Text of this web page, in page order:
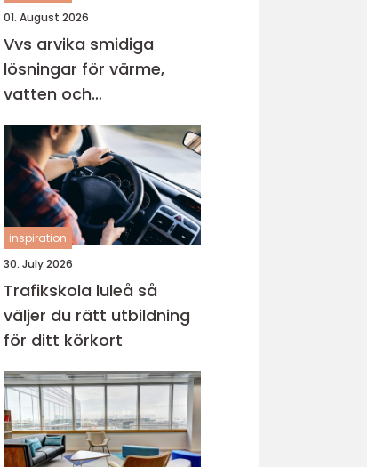
01. August 2026
Vvs arvika smidiga
lösningar för värme,
vatten och
inomhusklimat
inspiration
30. July 2026
Trafikskola luleå så
väljer du rätt utbildning
för ditt körkort